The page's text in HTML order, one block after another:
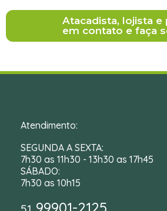
Atacadista, lojista
em contato e faça
Atendimento:
SEGUNDA A SEXTA:
7h30 as 11h30 - 13h30 as 17h45
SÁBADO:
7h30 as 10h15
99901-2125